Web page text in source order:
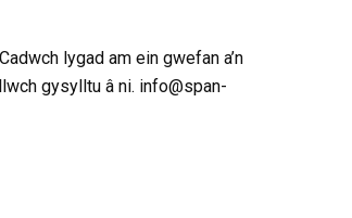
lygad am ein gwefan a’n
gysylltu â ni. info@span-